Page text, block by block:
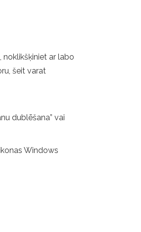
ar labo
šeit varat
dublēšana” vai
Windows